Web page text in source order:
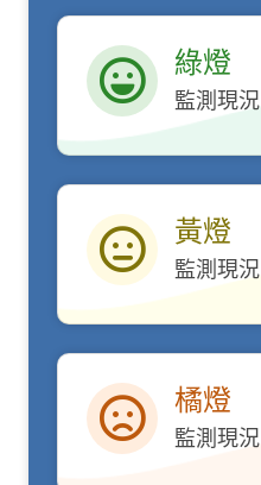
綠燈
綠燈
監測現況
黃燈
黃燈
監測現況
橘燈
橘燈
監測現況